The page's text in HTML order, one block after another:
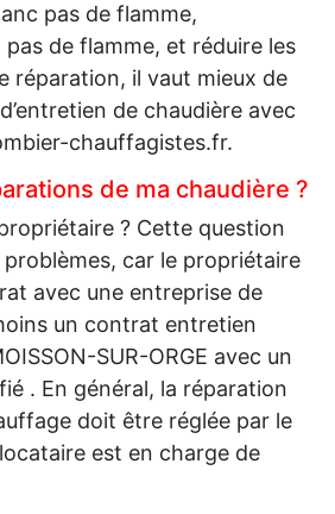
pas de flamme,
pas de flamme, et réduire les
réparation, il vaut mieux de
de chaudière avec
chauffagistes.fr.
de ma chaudière ?
? Cette question
car le propriétaire
avec une entreprise de
un contrat entretien
SUR-ORGE avec un
. En général, la réparation
doit être réglée par le
est en charge de